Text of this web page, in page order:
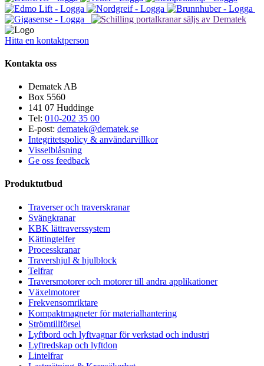
Hitta en kontaktperson
Kontakta oss
Dematek AB
Box 5560
141 07 Huddinge
Tel: 010-202 35 00
E-post: dematek@dematek.se
Integritetspolicy & användarvillkor
Visselblåsning
Ge oss feedback
Produktutbud
Traverser och traverskranar
Svängkranar
KBK lättraverssystem
Kättingtelfer
Processkranar
Travershjul & hjulblock
Telfrar
Traversmotorer och motorer till andra applikationer
Växelmotorer
Frekvensomriktare
Kompaktmagneter för materialhantering
Strömtillförsel
Lyftbord och lyftvagnar för verkstad och industri
Lyftredskap och lyftdon
Lintelfrar